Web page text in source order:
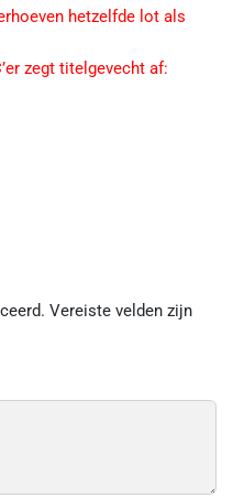
hetzelfde lot als
zegt titelgevecht af:
Vereiste velden zijn